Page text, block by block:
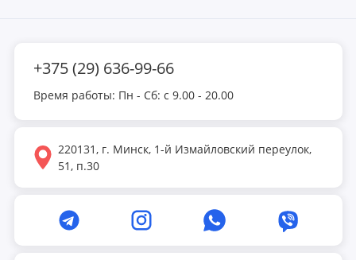
+375 (29) 636-99-66
Время работы: Пн - Сб: с 9.00 - 20.00
220131, г. Минск, 1-й Измайловский переулок,
51, п.30